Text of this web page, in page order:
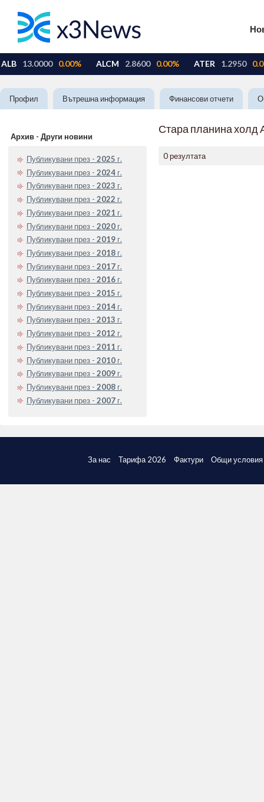
Профил Вътрешна информация Финансови отчети
Архив - Други новини
Публикувани през - 2025 г.
Публикувани през - 2024 г.
Публикувани през - 2023 г.
Публикувани през - 2022 г.
Публикувани през - 2021 г.
Публикувани през - 2020 г.
Публикувани през - 2019 г.
Публикувани през - 2018 г.
Публикувани през - 2017 г.
Публикувани през - 2016 г.
Публикувани през - 2015 г.
Публикувани през - 2014 г.
Публикувани през - 2013 г.
Публикувани през - 2012 г.
Публикувани през - 2011 г.
Публикувани през - 2010 г.
Публикувани през - 2009 г.
Публикувани през - 2008 г.
Публикувани през - 2007 г.
Стара планина холд
0 резултата
За нас Тарифа 2026 Фактури Общи условия